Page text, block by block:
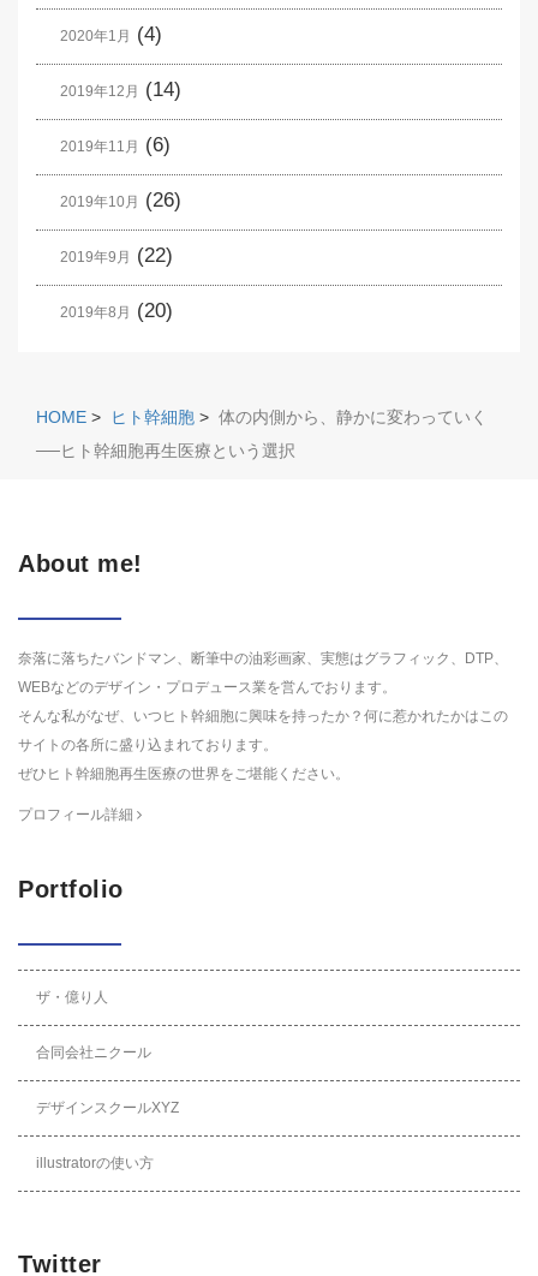
2020年1月 (4)
2019年12月 (14)
2019年11月 (6)
2019年10月 (26)
2019年9月 (22)
2019年8月 (20)
HOME > ヒト幹細胞 > 体の内側から、静かに変わっていく
──ヒト幹細胞再生医療という選択
About me!
奈落に落ちたバンドマン、断筆中の油彩画家、実態はグラフィック、DTP、
WEBなどのデザイン・プロデュース業を営んでおります。
そんな私がなぜ、いつヒト幹細胞に興味を持ったか？何に惹かれたかはこの
サイトの各所に盛り込まれております。
ぜひヒト幹細胞再生医療の世界をご堪能ください。
プロフィール詳細
Portfolio
ザ・億り人
合同会社ニクール
デザインスクールXYZ
illustratorの使い方
Twitter